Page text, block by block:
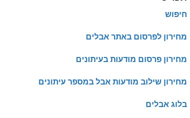
חיפוש
מחירון לפרסום באתר אבלים
מחירון פרסום מודעות בעיתונים
מחירון שילוב מודעות אבל במספר עיתונים
בלוג אבלים